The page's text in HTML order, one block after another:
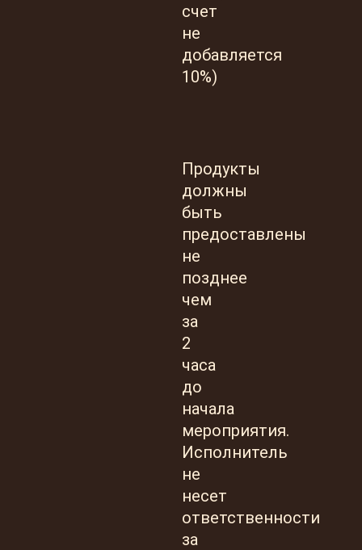
счет
не
добавляется
10%)
Продукты
должны
быть
предоставлены
не
позднее
чем
за
2
часа
до
начала
мероприятия.
Исполнитель
не
несет
ответственности
за